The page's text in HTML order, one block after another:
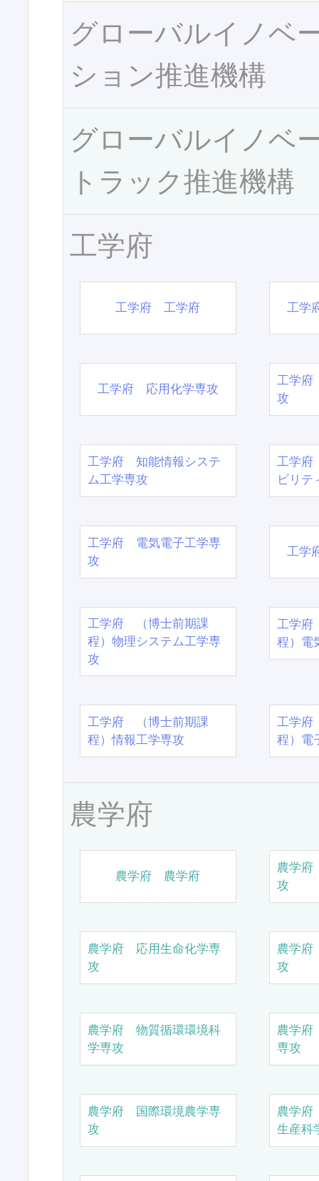
グローバルイノベ
ション推進機構
グローバルイノベ
トラック推進機構
工学府
工学府 工学府 工学
工学府 応用化学専攻
工学府
攻
工学府 知能情報システ
ム工学専攻
工学府
ビリテ
工学府 電気電子工学専
攻
工学
工学府 （博士前期課
程）物理システム工学専
攻
工学
程）電
工学府 （博士前期課
程）情報工学専攻
工学
程）電
農学府
農学府 農学府
農学
攻
農学府 応用生命化学専
攻
農学
攻
農学府 物質循環環境科
学専攻
農学
専攻
農学府 国際環境農学専
攻
農学
生産科